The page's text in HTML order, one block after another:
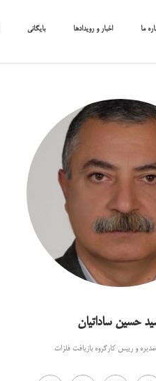
ما اخبار و رویدادها بایگانی
حسین ساداتیان
و رییس کارگروه بازیافت فلزات